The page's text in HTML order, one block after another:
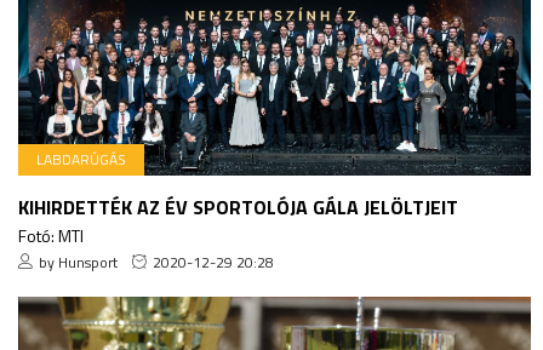
LABDARÚGÁS
KIHIRDETTÉK AZ ÉV SPORTOLÓJA GÁLA JELÖLTJEIT
Fotó: MTI
by Hunsport 2020-12-29 20:28